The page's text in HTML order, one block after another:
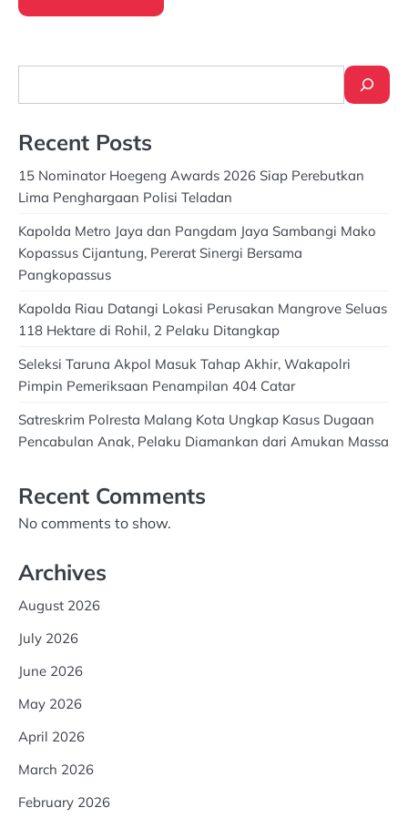
Recent Posts
15 Nominator Hoegeng Awards 2026 Siap Perebutkan
Lima Penghargaan Polisi Teladan
Kapolda Metro Jaya dan Pangdam Jaya Sambangi Mako
Kopassus Cijantung, Pererat Sinergi Bersama
Pangkopassus
Kapolda Riau Datangi Lokasi Perusakan Mangrove Seluas
118 Hektare di Rohil, 2 Pelaku Ditangkap
Seleksi Taruna Akpol Masuk Tahap Akhir, Wakapolri
Pimpin Pemeriksaan Penampilan 404 Catar
Satreskrim Polresta Malang Kota Ungkap Kasus Dugaan
Pencabulan Anak, Pelaku Diamankan dari Amukan Massa
Recent Comments
No comments to show.
Archives
August 2026
July 2026
June 2026
May 2026
April 2026
March 2026
February 2026